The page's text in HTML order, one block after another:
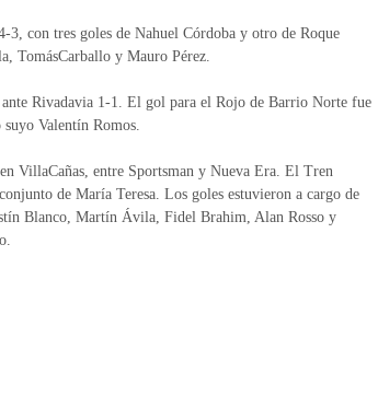
3, con tres goles de Nahuel Córdoba y otro de Roque
TomásCarballo y Mauro Pérez.
Rivadavia 1-1. El gol para el Rojo de Barrio Norte fue
Valentín Romos.
VillaCañas, entre Sportsman y Nueva Era. El Tren
de María Teresa. Los goles estuvieron a cargo de
Blanco, Martín Ávila, Fidel Brahim, Alan Rosso y